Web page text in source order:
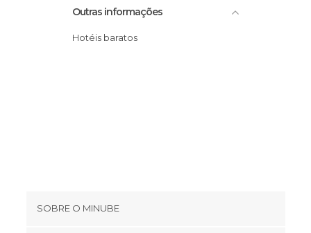
Outras informações
Hotéis baratos
SOBRE O MINUBE